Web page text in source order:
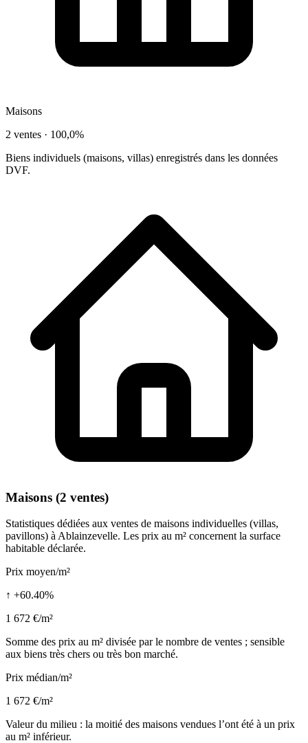
Maisons
2 ventes · 100,0%
Biens individuels (maisons, villas) enregistrés dans les données
DVF.
Maisons (2 ventes)
Statistiques dédiées aux ventes de maisons individuelles (villas,
pavillons) à Ablainzevelle. Les prix au m² concernent la surface
habitable déclarée.
Prix moyen/m²
↑ +60.40%
1 672 €/m²
Somme des prix au m² divisée par le nombre de ventes ; sensible
aux biens très chers ou très bon marché.
Prix médian/m²
1 672 €/m²
Valeur du milieu : la moitié des maisons vendues l’ont été à un prix
au m² inférieur.